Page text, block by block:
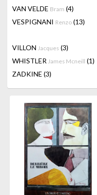
VAN VELDE Bram (4)
VESPIGNANI Renzo (13)
VILLON Jacques (3)
WHISTLER James Mcneill (1)
ZADKINE (3)